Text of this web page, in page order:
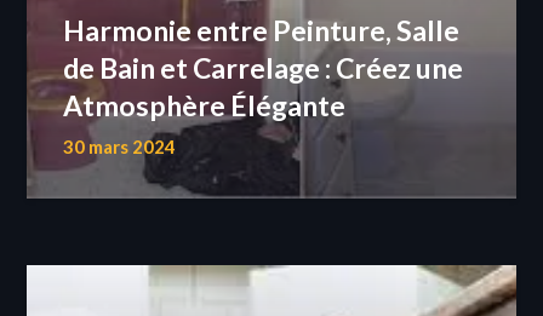
Harmonie entre Peinture, Salle
de Bain et Carrelage : Créez une
Atmosphère Élégante
30 mars 2024